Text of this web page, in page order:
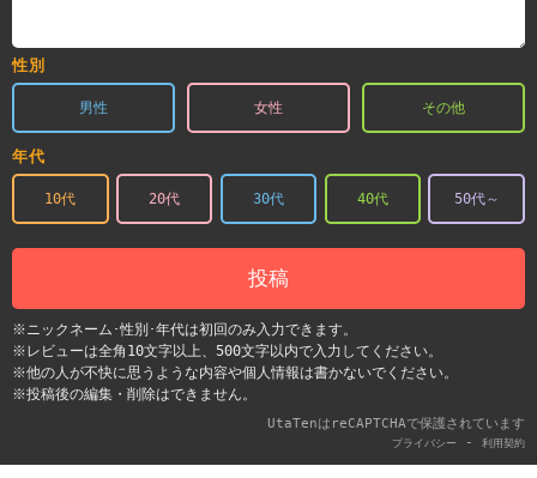
性別
男性 女性 その他
年代
10代 20代 30代 40代 50代～
投稿
※ニックネーム･性別･年代は初回のみ入力できます。
※レビューは全角10文字以上、500文字以内で入力してください。
※他の人が不快に思うような内容や個人情報は書かないでください。
※投稿後の編集・削除はできません。
UtaTenはreCAPTCHAで保護されています
プライバシー - 利用契約